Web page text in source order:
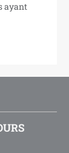
ayant